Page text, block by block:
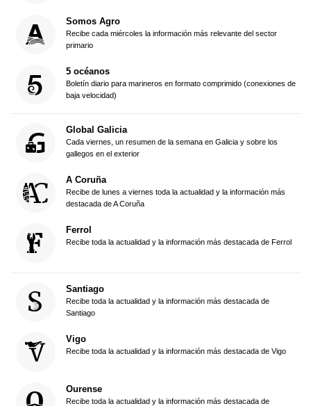
Somos Agro
Recibe cada miércoles la información más relevante del sector
primario
5 océanos
Boletín diario para marineros en formato comprimido (conexiones de
baja velocidad)
Global Galicia
Cada viernes, un resumen de la semana en Galicia y sobre los
gallegos en el exterior
A Coruña
Recibe de lunes a viernes toda la actualidad y la información más
destacada de A Coruña
Ferrol
Recibe toda la actualidad y la información más destacada de Ferrol
Santiago
Recibe toda la actualidad y la información más destacada de
Santiago
Vigo
Recibe toda la actualidad y la información más destacada de Vigo
Ourense
Recibe toda la actualidad y la información más destacada de